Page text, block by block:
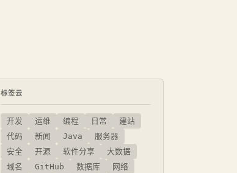
标签云
开发 运维 编程 日常
建站
代码
新闻 Java
服务器
安全
开源 软件分享
大数据
域名
GitHub 数据库
网络